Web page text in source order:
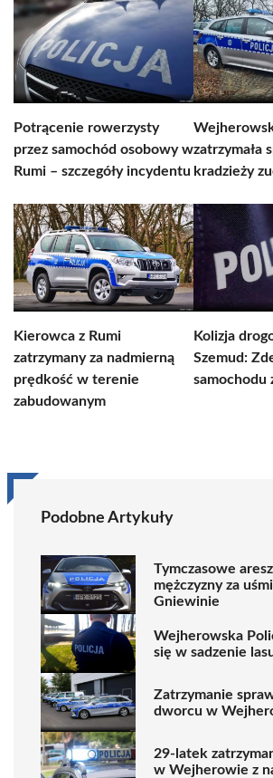
Potrącenie rowerzysty
przez samochód osobowy w
Rumi – szczegóły incydentu
zatrzymała
kradzieży
Kierowca z Rumi
zatrzymany za nadmierną
prędkość w terenie
zabudowanym
Kolizja
Szemud:
samochodu
Podobne Artykuły
Tymczasowe
mężczyzny za
Gniewinie
Wejherowska
się w sadzenie
Zatrzymanie
dworcu w
29-latek
w Wejherowie z